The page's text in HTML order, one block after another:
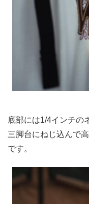
底部には1/4インチの
三脚台にねじ込んで
です。